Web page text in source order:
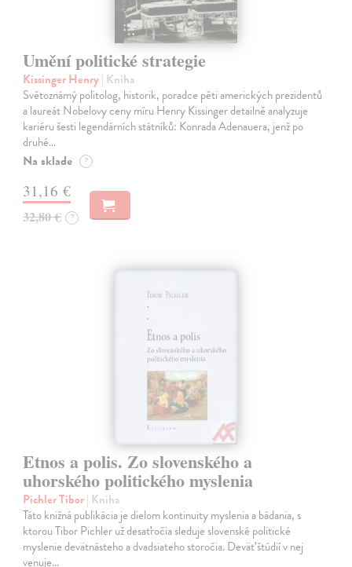
Umění politické strategie
Kissinger Henry| Kniha
Světoznámý politolog, historik, poradce pěti amerických prezidentů
a laureát Nobelovy ceny míru Henry Kissinger detailně analyzuje
kariéru šesti legendárních státníků: Konrada Adenauera, jenž po
druhé…
Na sklade ?
31,16 €
32,80 € ?
Etnos a polis. Zo slovenského a
uhorského politického myslenia
Pichler Tibor| Kniha
Táto knižná publikácia je dielom kontinuity myslenia a bádania, s
ktorou Tibor Pichler už desaťročia sleduje slovenské politické
myslenie devätnásteho a dvadsiateho storočia. Deväť štúdií v nej
venuje…